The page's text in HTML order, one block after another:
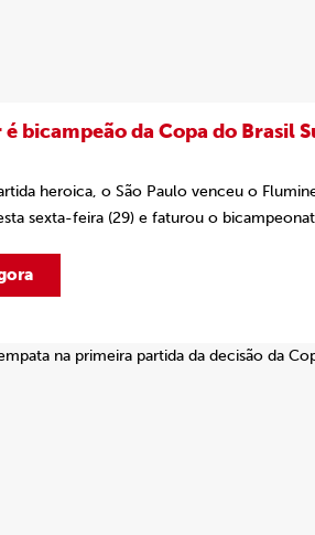
bicampeão da Copa do Brasil
heroica, o São Paulo venceu o
sexta-feira (29) e faturou o